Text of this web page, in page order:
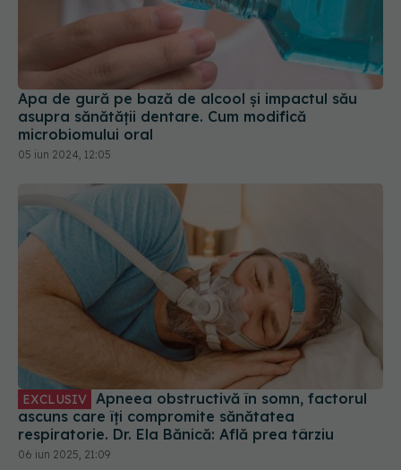
Apa de gură pe bază de alcool și impactul său
asupra sănătății dentare. Cum modifică
microbiomului oral
05 iun 2024, 12:05
EXCLUSIV
ascuns care îți compromite sănătatea
respiratorie. Dr. Ela Bănică: Află prea târziu
06 iun 2025, 21:09